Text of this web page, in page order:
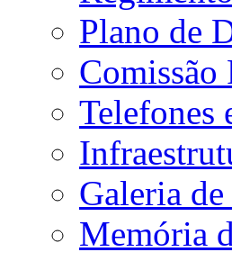
Plano de
Comissão
Telefones
Galeria
Memória